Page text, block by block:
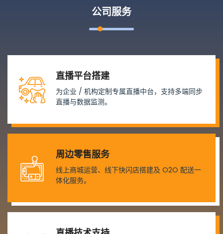
公司服务
直播平台搭建
为企业 / 机构定制专属直播中台，支持多端同步
直播与数据监测。
周边零售服务
线上商城运营、线下快闪店搭建及 O2O 配送一
体化服务。